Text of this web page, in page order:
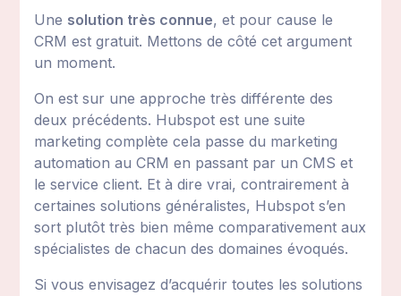
Une solution très connue, et pour cause le
CRM est gratuit. Mettons de côté cet argument
un moment.
On est sur une approche très différente des
deux précédents. Hubspot est une suite
marketing complète cela passe du marketing
automation au CRM en passant par un CMS et
le service client. Et à dire vrai, contrairement à
certaines solutions généralistes, Hubspot s’en
sort plutôt très bien même comparativement aux
spécialistes de chacun des domaines évoqués.
Si vous envisagez d’acquérir toutes les solutions